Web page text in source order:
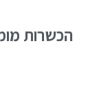
הכשרות